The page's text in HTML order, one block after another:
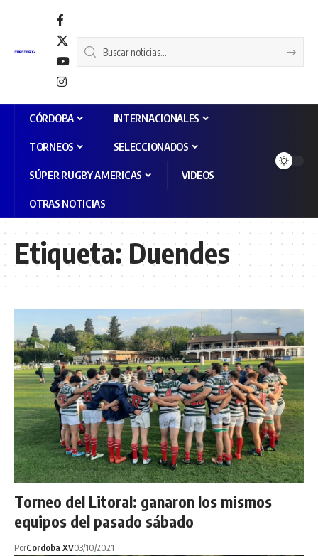
CÓRDOBA INTERNACIONALES
TORNEOS SELECCIONADOS
SÚPER RUGBY AMERICAS VIDEOS
OTRAS NOTICIAS
Etiqueta: Duendes
Torneo del Litoral: ganaron los mismos
equipos del pasado sábado
PorCordoba XV03/10/2021